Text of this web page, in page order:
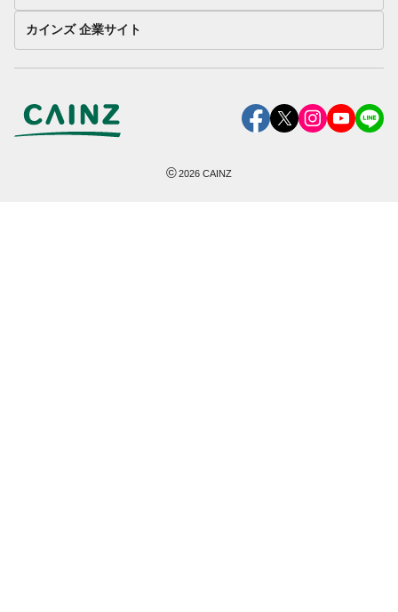
カインズ 企業サイト
©2026 CAINZ